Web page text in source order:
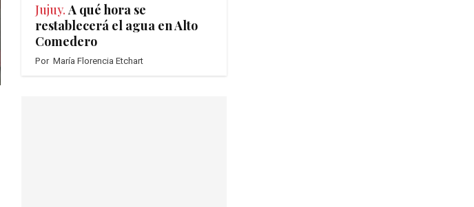
Jujuy.A qué hora se
restablecerá el agua en Alto
Comedero
Por María Florencia Etchart